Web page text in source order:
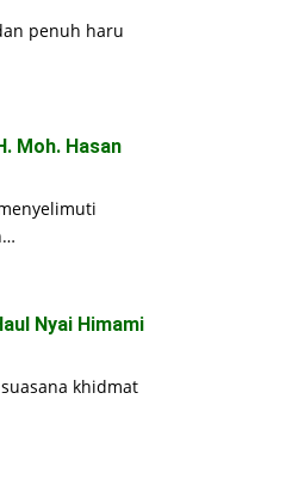
penuh haru
Moh. Hasan
Nyai Himami
khidmat